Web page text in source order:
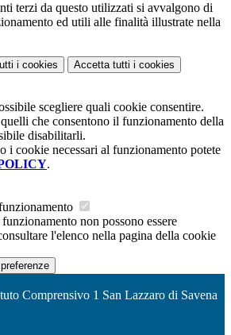
terzi da questo utilizzati si avvalgono di
ed utili alle finalità illustrate nella
i cookies Accetta tutti i cookies
scegliere quali cookie consentire.
che consentono il funzionamento della
disabilitarli.
i cookie necessari al funzionamento potete
.
non possono essere
l'elenco nella pagina della cookie
Comprensivo 1 San Lazzaro di Savena